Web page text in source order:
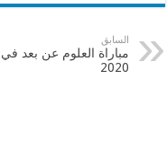
السابق
مباراة العلوم عن بعد
2020